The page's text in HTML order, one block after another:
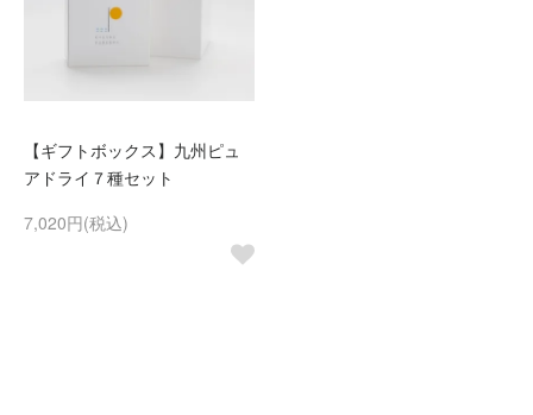
【ギフトボックス】九州ピュ
アドライ７種セット
7,020円(税込)